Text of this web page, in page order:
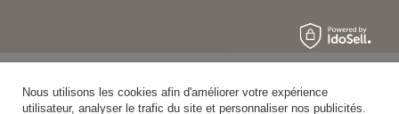
Nous utilisons les cookies afin d'améliorer votre expérience
utilisateur, analyser le trafic du site et personnaliser nos publicités.